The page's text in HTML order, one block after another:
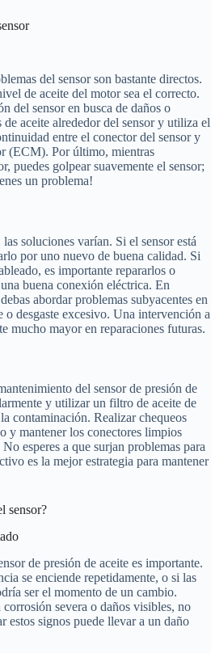
del sensor son bastante directos.
de aceite del motor sea el correcto.
del sensor en busca de daños o
aceite alrededor del sensor y utiliza el
entre el conector del sensor y
(ECM). Por último, mientras
puedes golpear suavemente el sensor;
un problema!
soluciones varían. Si el sensor está
por uno nuevo de buena calidad. Si
es importante repararlos o
buena conexión eléctrica. En
abordar problemas subyacentes en
o desgaste excesivo. Una intervención a
mucho mayor en reparaciones futuras.
del sensor de presión de
y utilizar un filtro de aceite de
contaminación. Realizar chequeos
y mantener los conectores limpios
esperes a que surjan problemas para
es la mejor estrategia para mantener
sensor?
de presión de aceite es importante.
se enciende repetidamente, o si las
ser el momento de un cambio.
severa o daños visibles, no
estos signos puede llevar a un daño